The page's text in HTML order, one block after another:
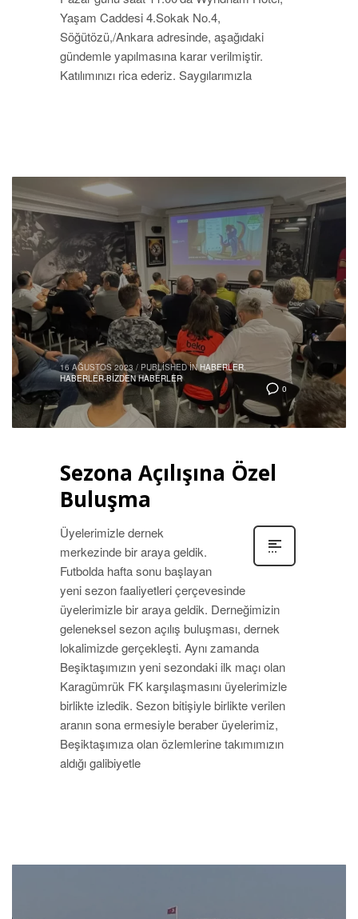
Yaşam Caddesi 4.Sokak No.4,
Söğütözü,/Ankara adresinde, aşağıdaki
gündemle yapılmasına karar verilmiştir.
Katılımınızı rica ederiz. Saygılarımızla
0
16 AĞUSTOS 2023 / PUBLISHED IN HABERLER,
HABERLER-BIZDEN HABERLER
Sezona Açılışına Özel
Buluşma
Üyelerimizle dernek
merkezinde bir araya geldik.
Futbolda hafta sonu başlayan
yeni sezon faaliyetleri çerçevesinde
üyelerimizle bir araya geldik. Derneğimizin
geleneksel sezon açılış buluşması, dernek
lokalimizde gerçekleşti. Aynı zamanda
Beşiktaşımızın yeni sezondaki ilk maçı olan
Karagümrük FK karşılaşmasını üyelerimizle
birlikte izledik. Sezon bitişiyle birlikte verilen
aranın sona ermesiyle beraber üyelerimiz,
Beşiktaşımıza olan özlemlerine takımımızın
aldığı galibiyetle